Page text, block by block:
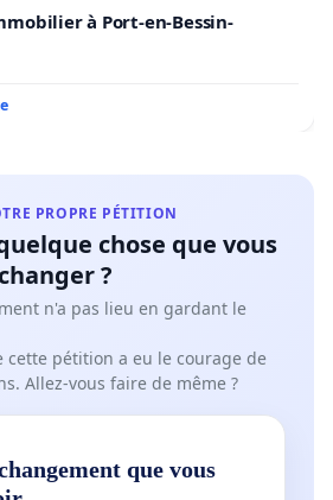
à Port-en-Bessin-
PROPRE PÉTITION
chose que vous
?
n'a pas lieu en gardant le
cette pétition a eu le courage de
Allez-vous faire de même ?
que vous